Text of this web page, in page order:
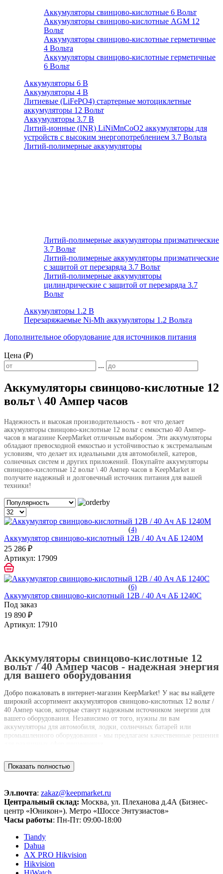
Аккумуляторы свинцово-кислотные 6 Вольт
Аккумуляторы свинцово-кислотные AGM 12
Вольт
Аккумуляторы свинцово-кислотные герметичные
4 Вольта
Аккумуляторы свинцово-кислотные герметичные
6 Вольт
Аккумуляторы 6 В
Аккумуляторы 4 В
Литиевые (LiFePO4) стартерные мотоциклетные
аккумуляторы 12 Вольт
Аккумуляторы 3.7 В
Литий-ионные (INR) LiNiMnCoO2 аккумуляторы для
устройств с высоким энергопотреблением 3.7 Вольта
Литий-полимерные аккумуляторы
Литий-полимерные аккумуляторы призматические
3.7 Вольт
Литий-полимерные аккумуляторы призматические
с защитой от перезаряда 3.7 Вольт
Литий-полимерные аккумуляторы
цилиндрические с защитой от перезаряда 3.7
Вольт
Аккумуляторы 1.2 В
Перезаряжаемые Ni-Mh аккумуляторы 1.2 Вольта
Дополнительное оборудование для источников питания
Цена (₽)
...
Аккумуляторы свинцово-кислотные 12
вольт \ 40 Ампер часов
Надежность и высокая производительность - вот что делает
аккумуляторы свинцово-кислотные 12 вольт с емкостью 40 Ампер-
часов в магазине KeepMarket отличным выбором. Эти аккумуляторы
обладают превосходной емкостью и устойчивостью к экстремальным
условиям, что делает их идеальными для автомобилей, катеров,
солнечных систем и других приложений. Покупайте аккумуляторы
свинцово-кислотные 12 вольт \ 40 Ампер часов в KeepMarket и
получите надежный и долговечный источник питания для вашей
техники!
(4)
Аккумулятор свинцово-кислотный 12В / 40 Ач АБ 1240М
25 286 ₽
Артикул: 17909
(6)
Аккумулятор свинцово-кислотный 12В / 40 Ач АБ 1240С
Под заказ
19 890 ₽
Артикул: 17910
Аккумуляторы свинцово-кислотные 12
вольт / 40 Ампер часов - надежная энергия
для вашего оборудования
Добро пожаловать в интернет-магазин KeepMarket! У нас вы найдете
широкий ассортимент аккумуляторов свинцово-кислотных 12 вольт /
40 Ампер часов, которые станут надежным источником энергии для
вашего оборудования. Независимо от того, нужны ли вам
аккумуляторы для автомобиля, лодки, солнечных батарей или
промышленного оборудования - мы предлагаем качественные решения
Почему именно аккумуляторы свинцово-кислотные? Они являются
одним из самых популярных типов аккумуляторов благодаря своей
высокой емкостью 40 Ампер часов, что обеспечивает продолжительное
время работы вашего оборудования без необходимости частого
подзарядки.
Мы гарантируем высокое качество нашей продукции, так как работаем
только с проверенными поставщиками. Все аккумуляторы проходят
тщательную проверку перед отправкой, чтобы убедиться, что они
полностью соответствуют заявленным характеристикам. Благодаря
этому вы можете быть уверены в надежности и долговечности наших
Показать полностью
Эл.почта: zakaz@keepmarket.ru
Центральный склад: Москва, ул. Плеханова д.4А (Бизнес-
центр «Юникон»). Метро «Шоссе Энтузиастов»
Часы работы: Пн-Пт: 09:00-18:00
Tiandy
Dahua
AX PRO Hikvision
Hikvision